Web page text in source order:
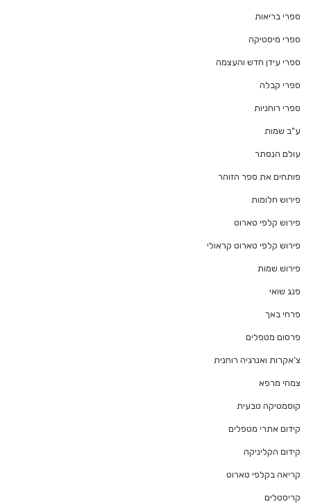
ספרי בריאות
ספרי מיסטיקה
ספרי עידן חדש והעצמה
ספרי קבלה
ספרי רוחניות
ע"ב שמות
עולם הנסתר
פותחים את ספר הזוהר
פירוש חלומות
פירוש קלפי טארוט
פירוש קלפי טארוט קראולי
פירוש שמות
פנג שואי
פרחי באך
פרסום מטפלים
צ'אקרות ואנרגיה רוחנית
צמחי מרפא
קוסמטיקה טבעית
קידום אתרי מטפלים
קידום הקליניקה
קריאה בקלפי טארוט
קריסטלים